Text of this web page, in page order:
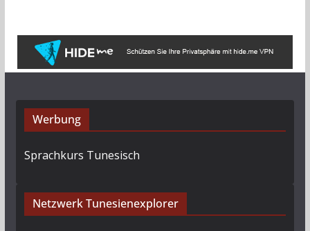
Werbung
Sprachkurs Tunesisch
Netzwerk Tunesienexplorer